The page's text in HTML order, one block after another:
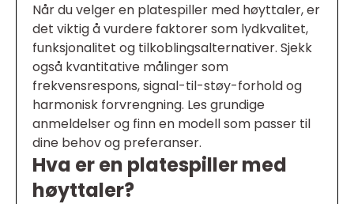
Når du velger en platespiller med høyttaler, er
det viktig å vurdere faktorer som lydkvalitet,
funksjonalitet og tilkoblingsalternativer. Sjekk
også kvantitative målinger som
frekvensrespons, signal-til-støy-forhold og
harmonisk forvrengning. Les grundige
anmeldelser og finn en modell som passer til
dine behov og preferanser.
Hva er en platespiller med
høyttaler?